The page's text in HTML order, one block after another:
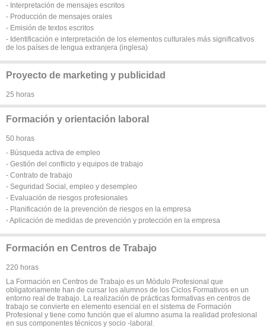
- Interpretación de mensajes escritos
- Producción de mensajes orales
- Emisión de textos escritos
- Identificación e interpretación de los elementos culturales más significativos
de los países de lengua extranjera (inglesa)
Proyecto de marketing y publicidad
25 horas
Formación y orientación laboral
50 horas
- Búsqueda activa de empleo
- Gestión del conflicto y equipos de trabajo
- Contrato de trabajo
- Seguridad Social, empleo y desempleo
- Evaluación de riesgos profesionales
- Planificación de la prevención de riesgos en la empresa
- Aplicación de medidas de prevención y protección en la empresa
Formación en Centros de Trabajo
220 horas
La Formación en Centros de Trabajo es un Módulo Profesional que
obligatoriamente han de cursar los alumnos de los Ciclos Formativos en un
entorno real de trabajo. La realización de prácticas formativas en centros de
trabajo se convierte en elemento esencial en el sistema de Formación
Profesional y tiene como función que el alumno asuma la realidad profesional
en sus componentes técnicos y socio -laboral.